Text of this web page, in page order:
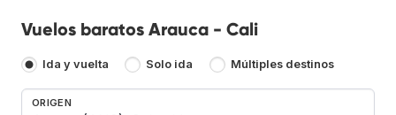
Vuelos baratos Arauca - Cali
Ida y vuelta Solo ida Múltiples destinos
ORIGEN